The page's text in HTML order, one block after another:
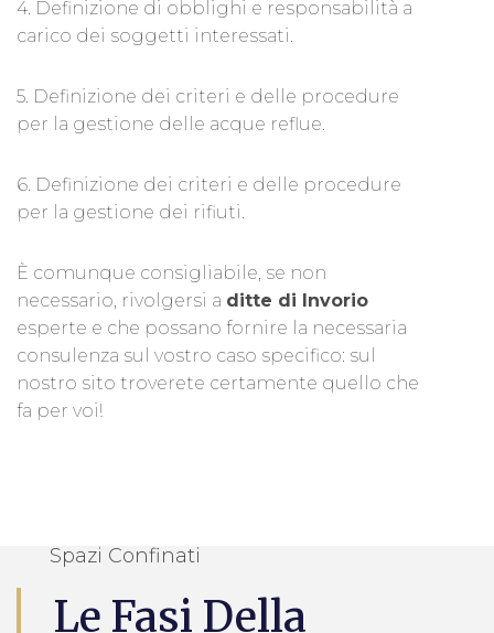
4. Definizione di obblighi e responsabilità a
carico dei soggetti interessati.
5. Definizione dei criteri e delle procedure
per la gestione delle acque reflue.
6. Definizione dei criteri e delle procedure
per la gestione dei rifiuti.
È comunque consigliabile, se non
necessario, rivolgersi a ditte di Invorio
esperte e che possano fornire la necessaria
consulenza sul vostro caso specifico: sul
nostro sito troverete certamente quello che
fa per voi!
Spazi Confinati
Le Fasi Della